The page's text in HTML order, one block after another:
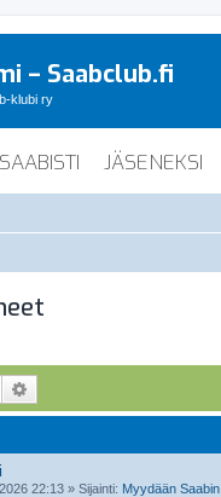
– Saabclub.fi
klubi ry
SAABISTI JÄSENEKSI
Etsi
22:13 » Sijainti: Myydään